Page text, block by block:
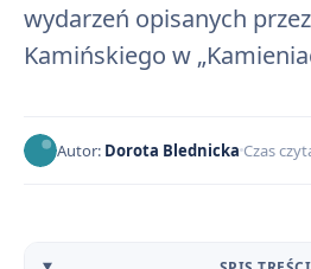
wydarzeń opisanych
Kamińskiego w
Autor: Dorota Blednicka Czas